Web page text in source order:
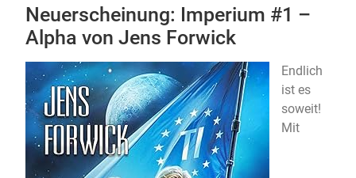
Neuerscheinung: Imperium #1 –
Alpha von Jens Forwick
Endlich
ist es
soweit!
Mit